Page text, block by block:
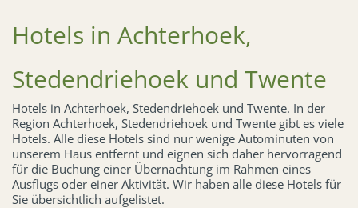
Hotels in Achterhoek,
Stedendriehoek und Twente
Hotels in Achterhoek, Stedendriehoek und Twente. In der
Region Achterhoek, Stedendriehoek und Twente gibt es viele
Hotels. Alle diese Hotels sind nur wenige Autominuten von
unserem Haus entfernt und eignen sich daher hervorragend
für die Buchung einer Übernachtung im Rahmen eines
Ausflugs oder einer Aktivität. Wir haben alle diese Hotels für
Sie übersichtlich aufgelistet.